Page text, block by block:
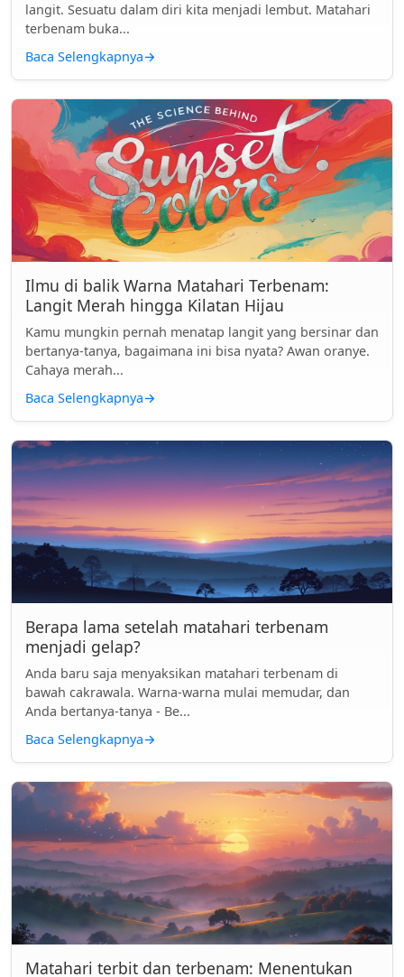
langit. Sesuatu dalam diri kita menjadi lembut. Matahari
terbenam buka...
Baca Selengkapnya→
Ilmu di balik Warna Matahari Terbenam:
Langit Merah hingga Kilatan Hijau
Kamu mungkin pernah menatap langit yang bersinar dan
bertanya-tanya, bagaimana ini bisa nyata? Awan oranye.
Cahaya merah...
Baca Selengkapnya→
Berapa lama setelah matahari terbenam
menjadi gelap?
Anda baru saja menyaksikan matahari terbenam di
bawah cakrawala. Warna-warna mulai memudar, dan
Anda bertanya-tanya - Be...
Baca Selengkapnya→
Matahari terbit dan terbenam: Menentukan